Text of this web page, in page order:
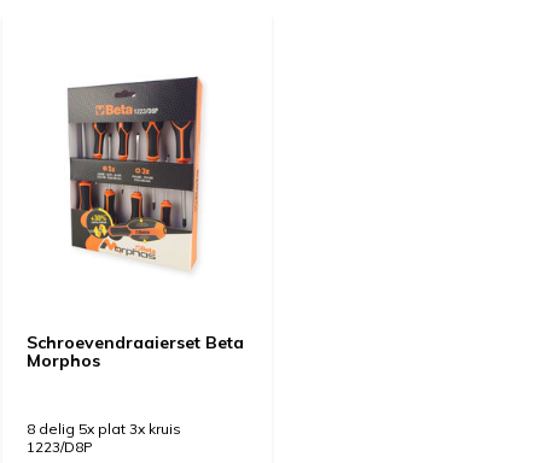
Schroevendraaierset Beta
Morphos
8 delig 5x plat 3x kruis
1223/D8P